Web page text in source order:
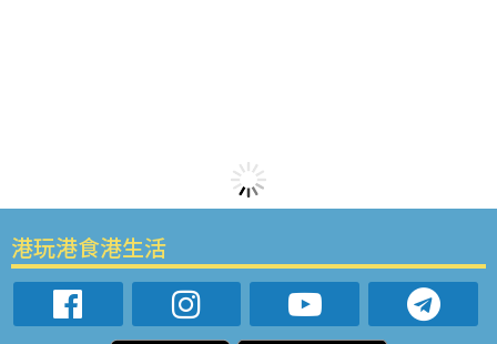
港玩港食港生活